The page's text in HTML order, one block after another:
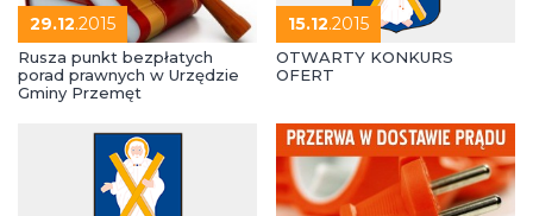
29.12.2015
Rusza punkt bezpłatych
porad prawnych w Urzędzie
Gminy Przemęt
15.12.2015
OTWARTY KONKURS
OFERT